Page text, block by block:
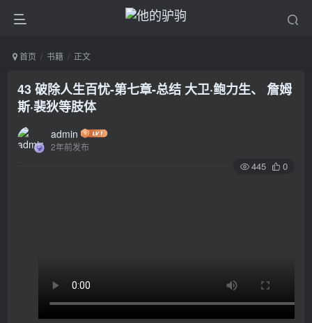
首页 书籍 正文
43 破除人生百忧-第七章-总结 大卫·鲍力生、 詹姆
斯·裴狄等肢体
admin
2年前发布
445 0